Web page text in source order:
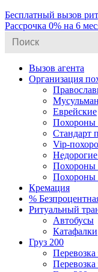
Бесплатный вызов
Рассрочка 0% на 6
for:
Вызов агента
Организация
Еврейские
Похороны
Стандарт
Vip-
Похороны
Похороны
Кремация
%
Ритуальный
Автобусы
Катафалки
Груз 200
Перевозка